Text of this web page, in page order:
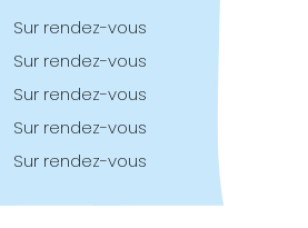
Sur rendez-vous
Sur rendez-vous
Sur rendez-vous
Sur rendez-vous
Sur rendez-vous